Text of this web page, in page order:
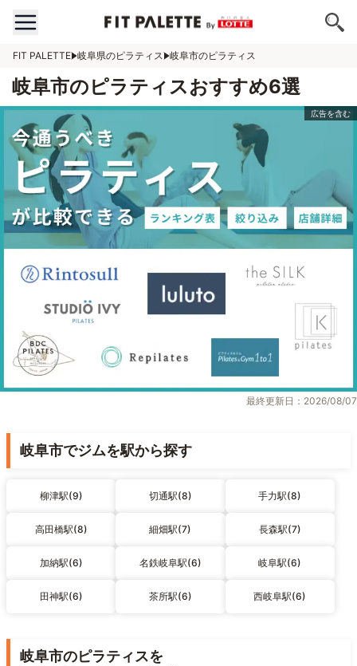
FIT PALETTE 岐阜県のピラティス 岐阜市のピラティス
岐阜市のピラティスおすすめ6選
最終更新日：2026/08/07
岐阜市でジムを駅から探す
柳津駅(9) 切通駅(8) 手力駅(8)
高田橋駅(8) 細畑駅(7) 長森駅(7)
加納駅(6) 名鉄岐阜駅(6) 岐阜駅(6)
田神駅(6) 茶所駅(6) 西岐阜駅(6)
岐阜市のピラティスを